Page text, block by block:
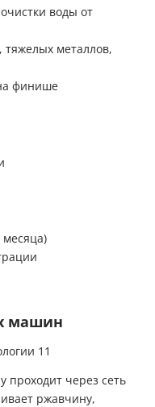
воды от
тяжелых металлов,
финише
месяца)
машин
проходит через сеть
ржавчину,